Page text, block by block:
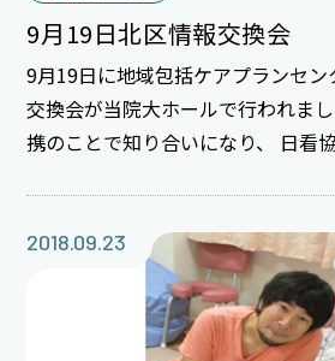
9月19日北区情報交換会
9月19日に地域包括ケアプランセ
交換会が当院大ホールで行われました。 昨年、
携のことで知り合いになり、 日看
院長も快諾！ 早速、当院の地域医療連携室の室長と 看
護相談室スタッフに協力をお願い
看護課長会があり参加出来ません
は参加したいです。 先日、Sｔ.細江の所長さんから
2018.09.23